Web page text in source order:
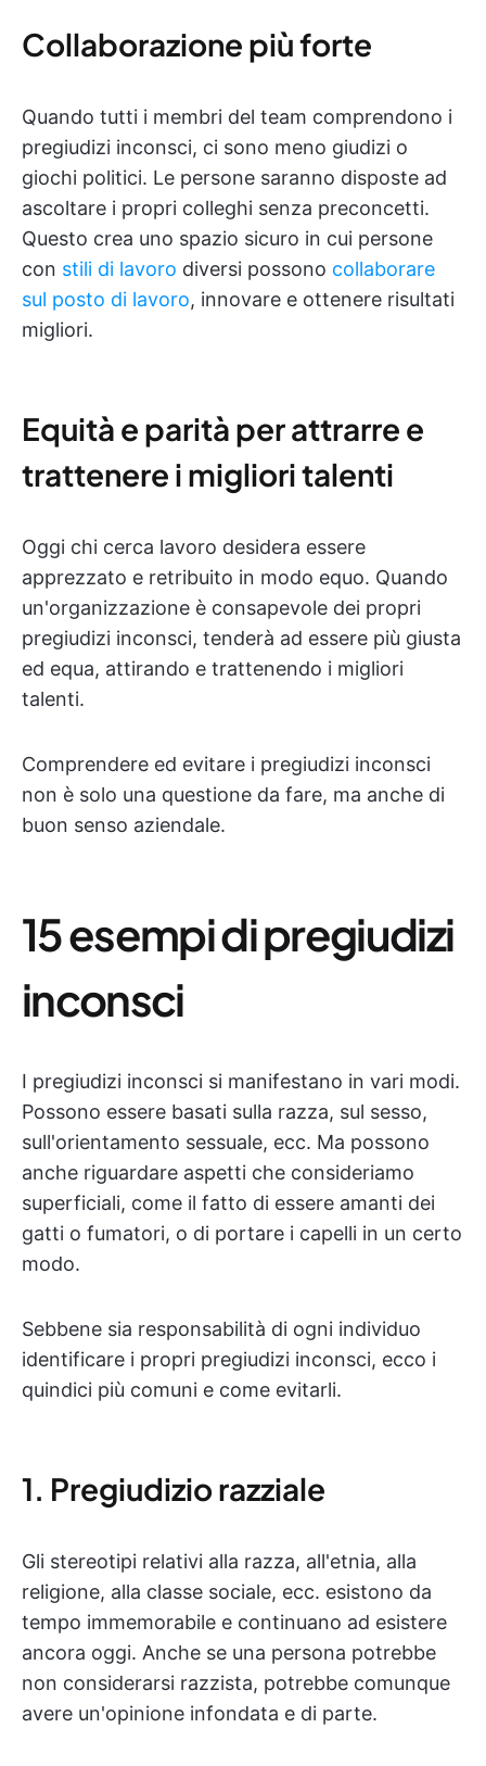
Collaborazione più forte
Quando tutti i membri del team comprendono i
pregiudizi inconsci, ci sono meno giudizi o
giochi politici. Le persone saranno disposte ad
ascoltare i propri colleghi senza preconcetti.
Questo crea uno spazio sicuro in cui persone
con stili di lavoro diversi possono collaborare
sul posto di lavoro, innovare e ottenere risultati
migliori.
Equità e parità per attrarre e
trattenere i migliori talenti
Oggi chi cerca lavoro desidera essere
apprezzato e retribuito in modo equo. Quando
un'organizzazione è consapevole dei propri
pregiudizi inconsci, tenderà ad essere più giusta
ed equa, attirando e trattenendo i migliori
talenti.
Comprendere ed evitare i pregiudizi inconsci
non è solo una questione da fare, ma anche di
buon senso aziendale.
15 esempi di pregiudizi
inconsci
I pregiudizi inconsci si manifestano in vari modi.
Possono essere basati sulla razza, sul sesso,
sull'orientamento sessuale, ecc. Ma possono
anche riguardare aspetti che consideriamo
superficiali, come il fatto di essere amanti dei
gatti o fumatori, o di portare i capelli in un certo
modo.
Sebbene sia responsabilità di ogni individuo
identificare i propri pregiudizi inconsci, ecco i
quindici più comuni e come evitarli.
1. Pregiudizio razziale
Gli stereotipi relativi alla razza, all'etnia, alla
religione, alla classe sociale, ecc. esistono da
tempo immemorabile e continuano ad esistere
ancora oggi. Anche se una persona potrebbe
non considerarsi razzista, potrebbe comunque
avere un'opinione infondata e di parte.